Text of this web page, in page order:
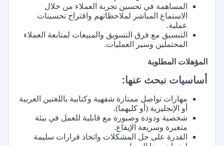
المساهمة في تحسين تجربة العملاء من خلال
الاستماع المباشر لملاحظاتهم واقتراح تحسينات
عملية.
التنسيق مع فرق التسويق والمبيعات لمتابعة العملاء
المحتملين وسير العمليات.
المؤهلات المطلوبة
أساسيات نبحث عنها:
مهارات تواصل ممتازة شفهية وكتابية باللغتين العربية
أو الإنجليزية (أو كليهما).
شخصية ودودة وصبورة مع قابلية للعمل في بيئة
متغيرة وسريعة الإيقاع.
القدرة على حل المشكلات واتخاذ قرارات سليمة